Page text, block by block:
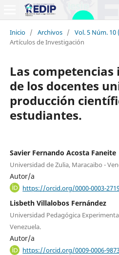
Inicio / Archivos / Vol. 5 Núm.
Artículos de Investigación
Las
de los docentes
producción
estudiantes.
Savier Fernando Acosta Faneite
Universidad de Zulia, Maracaibo -
Autor/a
https://orcid.org/0000-0003-
Lisbeth Villalobos Fernández
Universidad Pedagógica
Venezuela.
Autor/a
https://orcid.org/0009-0006-